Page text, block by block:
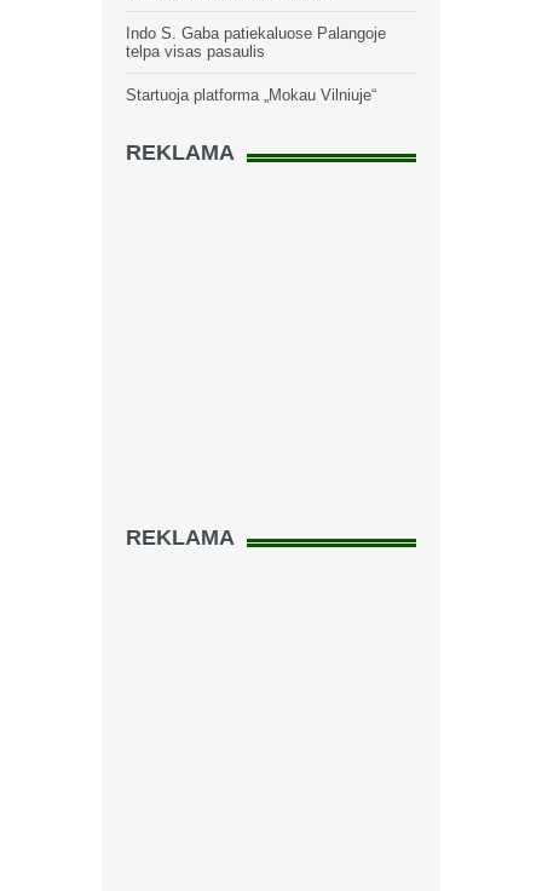
Indo S. Gaba patiekaluose Palangoje
telpa visas pasaulis
Startuoja platforma „Mokau Vilniuje“
REKLAMA
REKLAMA